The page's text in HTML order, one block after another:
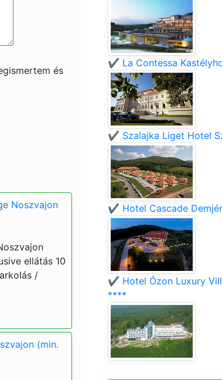
és
Noszvajon
ellátás 10
/
(min.
✔️ La Contessa
✔️ Szalajka Liget Hotel
✔️ Hotel Cascade
✔️ Hotel Ózon Luxury
****